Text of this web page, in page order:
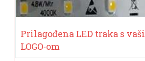
Prilagođena LED traka s
LOGO-om